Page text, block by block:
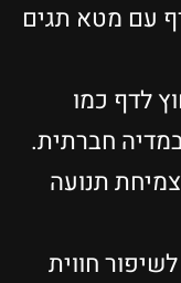
עם מטא תגים
לדף כמו
חברתית.
תנועה
חווית